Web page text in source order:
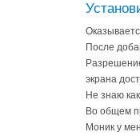
После
экрана
Не знаю
Во общем
Моник у